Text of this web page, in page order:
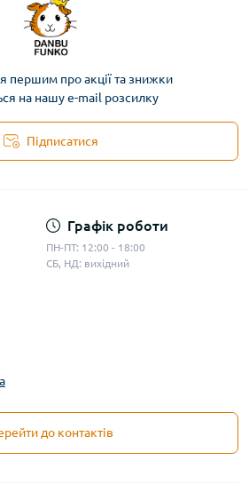
першим про акції та знижки
на нашу e-mail розсилку
Підписатися
Графік роботи
ПН-ПТ: 12:00 - 18:00
СБ, НД: вихідний
до контактів